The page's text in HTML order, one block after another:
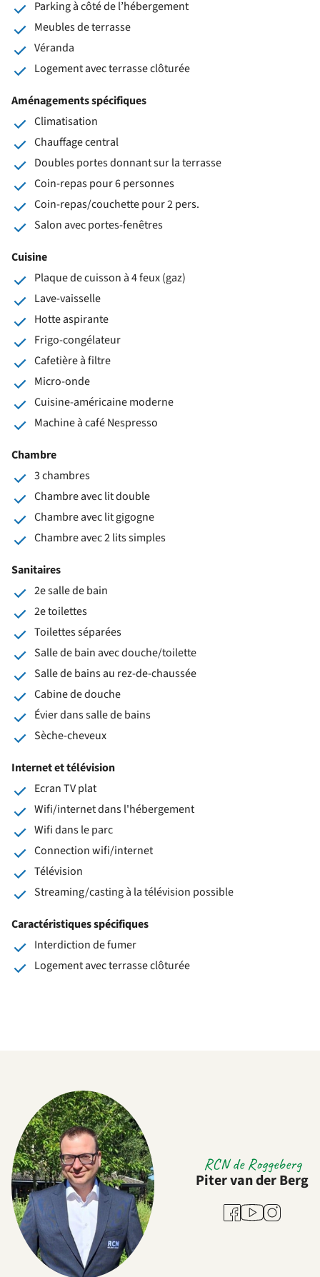
Parking à côté de l’hébergement
Meubles de terrasse
Véranda
Logement avec terrasse clôturée
Aménagements spécifiques
Climatisation
Chauffage central
Doubles portes donnant sur la terrasse
Coin-repas pour 6 personnes
Coin-repas/couchette pour 2 pers.
Salon avec portes-fenêtres
Cuisine
Plaque de cuisson à 4 feux (gaz)
Lave-vaisselle
Hotte aspirante
Frigo-congélateur
Cafetière à filtre
Micro-onde
Cuisine-américaine moderne
Machine à café Nespresso
Chambre
3 chambres
Chambre avec lit double
Chambre avec lit gigogne
Chambre avec 2 lits simples
Sanitaires
2e salle de bain
2e toilettes
Toilettes séparées
Salle de bain avec douche/toilette
Salle de bains au rez-de-chaussée
Cabine de douche
Évier dans salle de bains
Sèche-cheveux
Internet et télévision
Ecran TV plat
Wifi/internet dans l'hébergement
Wifi dans le parc
Connection wifi/internet
Télévision
Streaming/casting à la télévision possible
Caractéristiques spécifiques
Interdiction de fumer
Logement avec terrasse clôturée
RCN de Roggeberg
Piter van der Berg
Facebook
YoutubeInstagram